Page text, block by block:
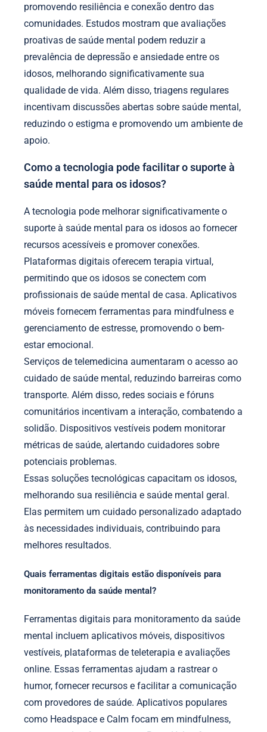
promovendo resiliência e conexão dentro das
comunidades. Estudos mostram que avaliações
proativas de saúde mental podem reduzir a
prevalência de depressão e ansiedade entre os
idosos, melhorando significativamente sua
qualidade de vida. Além disso, triagens regulares
incentivam discussões abertas sobre saúde mental,
reduzindo o estigma e promovendo um ambiente de
apoio.
Como a tecnologia pode facilitar o suporte à
saúde mental para os idosos?
A tecnologia pode melhorar significativamente o
suporte à saúde mental para os idosos ao fornecer
recursos acessíveis e promover conexões.
Plataformas digitais oferecem terapia virtual,
permitindo que os idosos se conectem com
profissionais de saúde mental de casa. Aplicativos
móveis fornecem ferramentas para mindfulness e
gerenciamento de estresse, promovendo o bem-
estar emocional.
Serviços de telemedicina aumentaram o acesso ao
cuidado de saúde mental, reduzindo barreiras como
transporte. Além disso, redes sociais e fóruns
comunitários incentivam a interação, combatendo a
solidão. Dispositivos vestíveis podem monitorar
métricas de saúde, alertando cuidadores sobre
potenciais problemas.
Essas soluções tecnológicas capacitam os idosos,
melhorando sua resiliência e saúde mental geral.
Elas permitem um cuidado personalizado adaptado
às necessidades individuais, contribuindo para
melhores resultados.
Quais ferramentas digitais estão disponíveis para
monitoramento da saúde mental?
Ferramentas digitais para monitoramento da saúde
mental incluem aplicativos móveis, dispositivos
vestíveis, plataformas de teleterapia e avaliações
online. Essas ferramentas ajudam a rastrear o
humor, fornecer recursos e facilitar a comunicação
com provedores de saúde. Aplicativos populares
como Headspace e Calm focam em mindfulness,